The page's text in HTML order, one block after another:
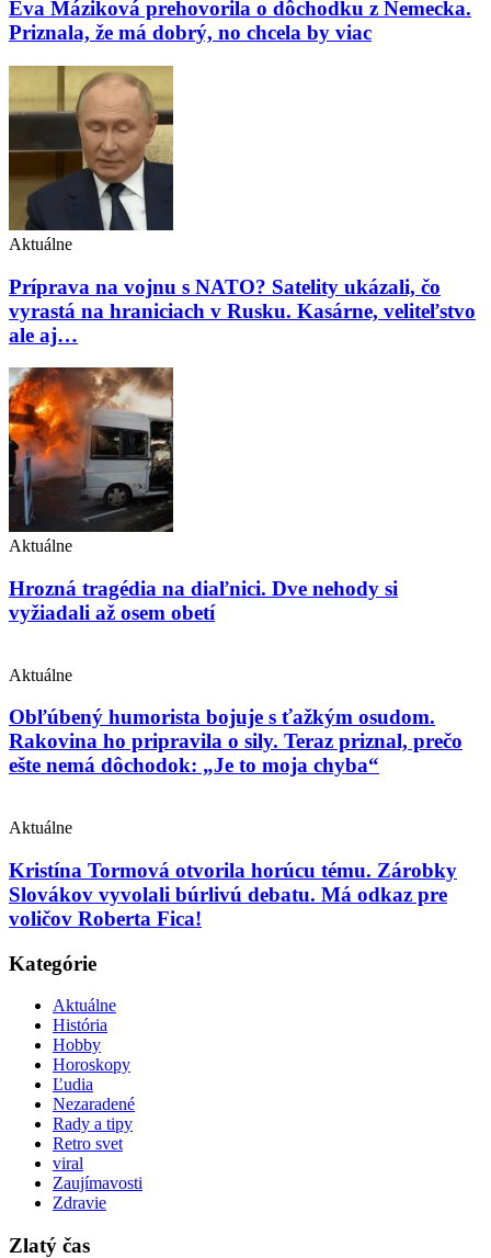
Eva Máziková prehovorila o dôchodku z Nemecka.
Priznala, že má dobrý, no chcela by viac
Aktuálne
Príprava na vojnu s NATO? Satelity ukázali, čo
vyrastá na hraniciach v Rusku. Kasárne, veliteľstvo
ale aj…
Aktuálne
Hrozná tragédia na diaľnici. Dve nehody si
vyžiadali až osem obetí
Aktuálne
Obľúbený humorista bojuje s ťažkým osudom.
Rakovina ho pripravila o sily. Teraz priznal, prečo
ešte nemá dôchodok: „Je to moja chyba“
Aktuálne
Kristína Tormová otvorila horúcu tému. Zárobky
Slovákov vyvolali búrlivú debatu. Má odkaz pre
voličov Roberta Fica!
Kategórie
Aktuálne
História
Hobby
Horoskopy
Ľudia
Nezaradené
Rady a tipy
Retro svet
viral
Zaujímavosti
Zdravie
Zlatý čas